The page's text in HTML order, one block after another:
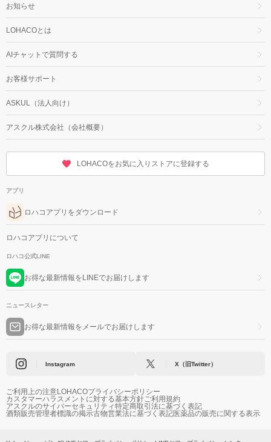
お知らせ
LOHACOとは
AIチャットで質問する
お客様サポート
ASKUL（法人向け）
アスクル株式会社（会社概要）
LOHACOをお気に入りストアに登録する
アプリ
ロハコアプリをダウンロード
ロハコアプリについて
ロハコ公式LINE
お得な最新情報をLINEでお届けします
ニュースレター
お得な最新情報をメールでお届けします
Instagram X（旧Twitter）
ご利用上の注意LOHACOプライバシーポリシー
カスタマーハラスメントに対する基本方針ご利用規約
アスクルのサイバーセキュリティ特定商取引法に基づく表記
酒類販売管理者標識の掲示古物営業法に基づく表記医薬品の販売に関する表示